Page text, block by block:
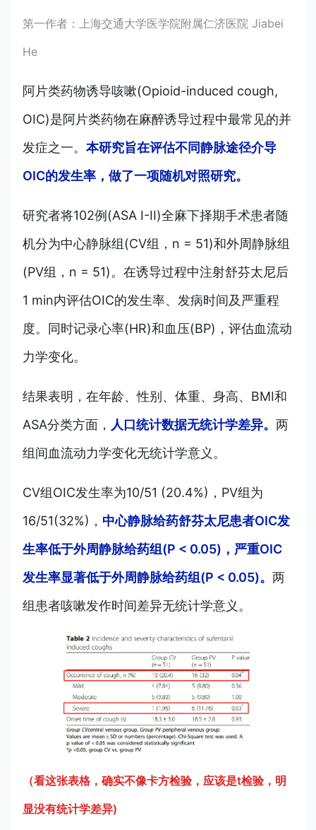
第一作者：上海交通大学医学院附属仁济医院 Jiabei
He
阿片类药物诱导咳嗽(Opioid-induced cough,
OIC)是阿片类药物在麻醉诱导过程中最常见的并
发症之一。 本研究旨在评估不同静脉途径介导
OIC的发生率，做了一项随机对照研究。
研究者将102例(ASA I-II)全麻下择期手术患者随
机分为中心静脉组(CV组，n = 51)和外周静脉组
(PV组，n = 51)。在诱导过程中注射舒芬太尼后
1 min内评估OIC的发生率、发病时间及严重程
度。同时记录心率(HR)和血压(BP)，评估血流动
力学变化。
结果表明，在年龄、性别、体重、身高、BMI和
ASA分类方面， 人口统计数据无统计学差异。 两
组间血流动力学变化无统计学意义。
CV组OIC发生率为10/51 (20.4%)，PV组为
16/51(32%)， 中心静脉给药舒芬太尼患者OIC发
生率低于外周静脉给药组(P < 0.05)，严重OIC
发生率显著低于外周静脉给药组(P < 0.05)。 两
组患者咳嗽发作时间差异无统计学意义。
（看这张表格，确实不像卡方检验，应该是t检验，明
显没有统计学差异)